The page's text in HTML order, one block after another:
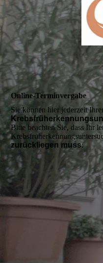
Online-Terminvergabe
Sie können hier jederzeit
Bitte beachten Sie, dass Ihr
zurückliegen muss: